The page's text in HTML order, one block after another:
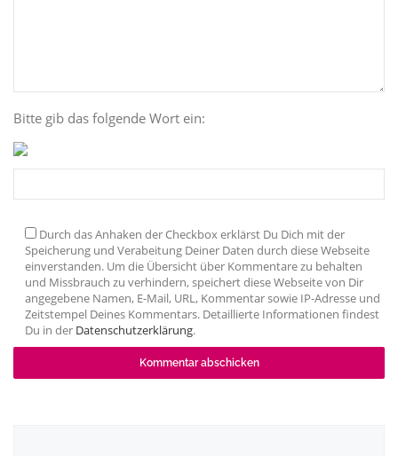
Bitte gib das folgende Wort ein:
Durch das Anhaken der Checkbox erklärst Du Dich mit der
Speicherung und Verabeitung Deiner Daten durch diese Webseite
einverstanden. Um die Übersicht über Kommentare zu behalten
und Missbrauch zu verhindern, speichert diese Webseite von Dir
angegebene Namen, E-Mail, URL, Kommentar sowie IP-Adresse und
Zeitstempel Deines Kommentars. Detaillierte Informationen findest
Du in der Datenschutzerklärung.